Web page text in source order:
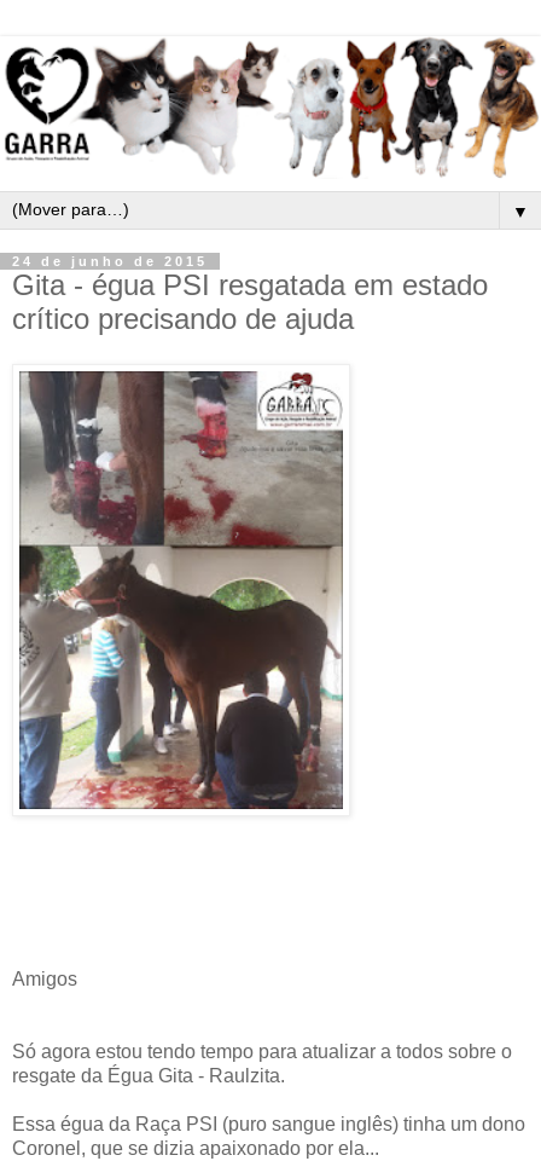
▼
24 de junho de 2015
Gita - égua PSI resgatada em estado
crítico precisando de ajuda
Amigos
Só agora estou tendo tempo para atualizar a todos sobre o
resgate da Égua Gita - Raulzita.
Essa égua da Raça PSI (puro sangue inglês) tinha um dono
Coronel, que se dizia apaixonado por ela...